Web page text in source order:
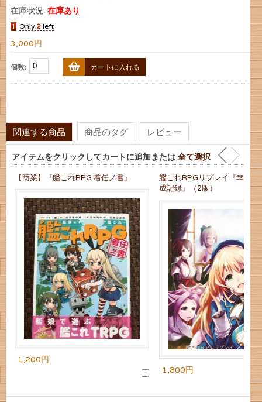
在庫状況:在庫あり
Only2 left
3,000円
個数: カートに入れる
関連する商品 商品のタグ レビュー
アイテムをクリックしてカートに追加または 全て選択
【商業】『艦これRPG 着任ノ書』
1,200円
艦これRPGリプレイ『幸せ泊
成記録』（2版）
1,800円